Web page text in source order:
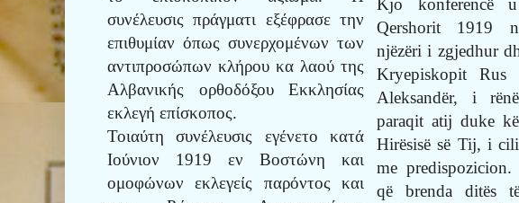
συνέλευσις πράγματι εξέφρασε την
επιθυμίαν όπως συνερχομένων των
αντιπροσώπων κλήρου κα λαού της
Αλβανικής ορθοδόξου Εκκλησίας
εκλεγή επίσκοπος.
Τοιαύτη συνέλευσις εγένετο κατά
Ιούνιον 1919 εν Βοστώνη και
ομοφώνων εκλεγείς παρόντος και
Kjo konferencë
Qershorit 1919
njëzëri i zgjedhur
Kryepiskopit Rus
Aleksandër, i
paraqit atij duke
Hirësisë së Tij, i
me
që brenda ditës